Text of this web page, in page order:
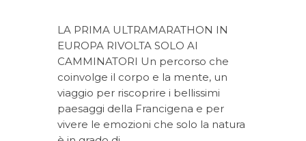
LA PRIMA ULTRAMARATHON IN
EUROPA RIVOLTA SOLO AI
CAMMINATORI Un percorso che
coinvolge il corpo e la mente, un
viaggio per riscoprire i bellissimi
paesaggi della Francigena e per
vivere le emozioni che solo la natura